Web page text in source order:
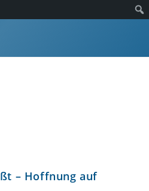
– Hoffnung auf